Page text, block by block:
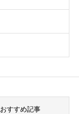
おすすめ記事